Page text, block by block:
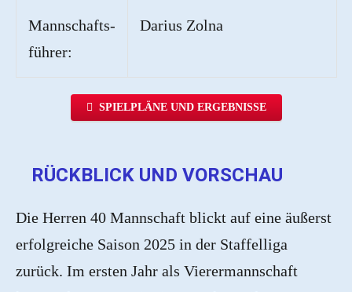
Mannschafts-
führer:
Darius Zolna
SPIELPLÄNE UND ERGEBNISSE
RÜCKBLICK UND VORSCHAU
Die Herren 40 Mannschaft blickt auf eine äußerst
erfolgreiche Saison 2025 in der Staffelliga
zurück. Im ersten Jahr als Vierermannschaft